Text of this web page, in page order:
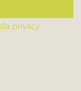
privacy